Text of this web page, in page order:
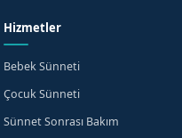
Hizmetler
Bebek Sünneti
Çocuk Sünneti
Sünnet Sonrası Bakım